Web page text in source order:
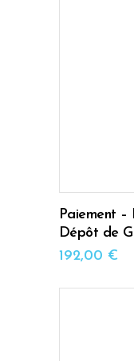
Paiement –
Dépôt de
192,00 €